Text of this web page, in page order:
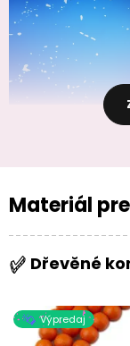
Materiál
Dřevěné
Výpredaj